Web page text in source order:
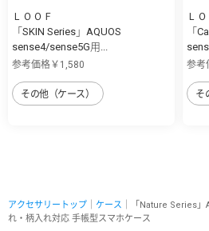
ＬＯＯＦ
「SKIN Series」AQUOS
sense4/sense5G用...
参考価格￥1,580
その他（ケース）
Ｌ
「
参考
そ
アクセサリートップ ケース ｜「Nature Series
れ・柄入れ対応 手帳型スマホケース